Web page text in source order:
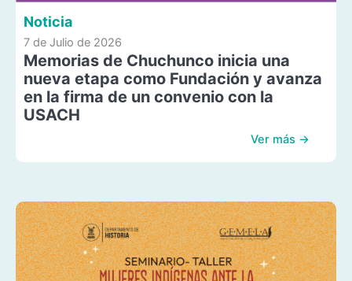
Noticia
7 de Julio de 2026
Memorias de Chuchunco inicia una
nueva etapa como Fundación y avanza
en la firma de un convenio con la
USACH
Ver más →